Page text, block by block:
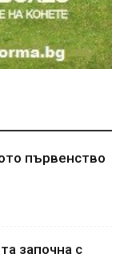
първенство
започна с